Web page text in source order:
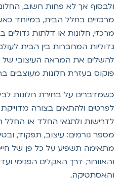
אך לא פחות חשוב,
בחלל הבית, במיוחד
חלונות או דלתות גדולים
המחברות בין הבית לעולם.
את המראה העיצובי של
בעזרת חלונות מעוצבים
על בחירת חלונות לבית,
ולהתאים בצורה מדוייקת
ולתנאי החלד או החלל
גורמים: עיצוב, תפקוד,
תשפיע על כל פן של
דרך האקלים הפנימי ועד